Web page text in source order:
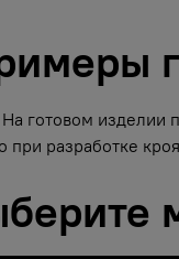
готовом изделии
при разработке